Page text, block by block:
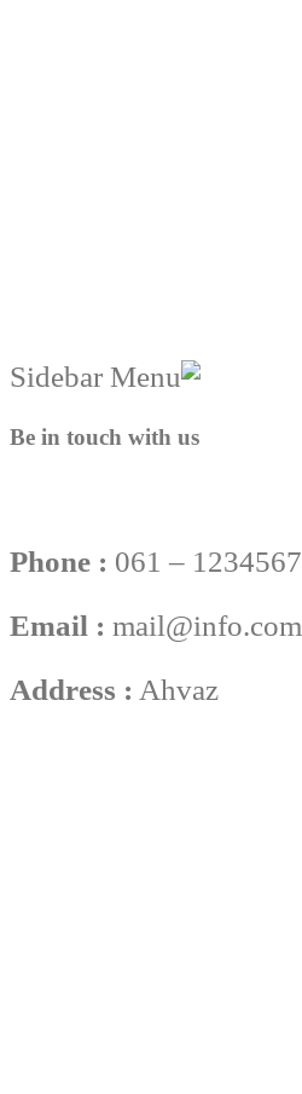
Be in touch with us
Phone : 061 – 1234567
Email : mail@info.com
Address : Ahvaz